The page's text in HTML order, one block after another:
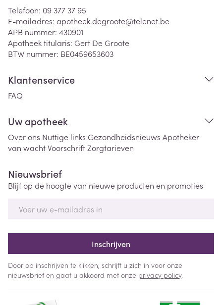
Telefoon: 09 377 37 95
E-mailadres: apotheek.degroote@telenet.be
APB nummer: 430901
Apotheek titularis: Gert De Groote
BTW nummer: BE0459653603
Klantenservice
FAQ
Uw apotheek
Over ons Nuttige links Gezondheidsnieuws Apotheker
van wachtVoorschriftZorgtarieven
Nieuwsbrief
Blijf op de hoogte van nieuwe producten en promoties
Inschrijven
Door op inschrijven te klikken, schrijft u zich in voor onze
nieuwsbrief en gaat u akkoord met onze privacy policy.